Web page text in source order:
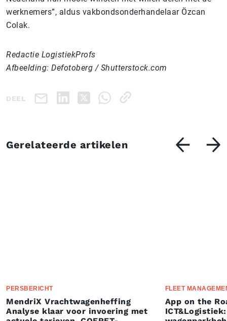
werknemers”, aldus vakbondsonderhandelaar Özcan
Colak.
Redactie LogistiekProfs
Afbeelding: Defotoberg / Shutterstock.com
DEEL
Gerelateerde artikelen
PERSBERICHT
MendriX Vrachtwagenheffing
Analyse klaar voor invoering met
FLEET
App on the